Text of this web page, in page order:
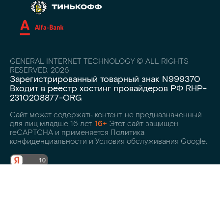
GENERAL INTERNET TECHNOLOGY © ALL RIGHTS
RESERVED. 2026
Зарегистрированный товарный знак N999370
Входит в реестр хостинг провайдеров РФ RHP-
2310208877-ORG
Сайт может содержать контент, не предназначенный
для лиц младше 16 лет. 16+ Этот сайт защищен
reCAPTCHA и применяется Политика
конфиденциальности и Условия обслуживания Google.